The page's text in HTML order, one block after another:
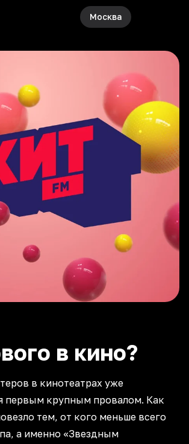
Москва
в кино?
в кинотеатрах уже
первым крупным провалом. Как
тем, от кого меньше всего
а именно «Звездным